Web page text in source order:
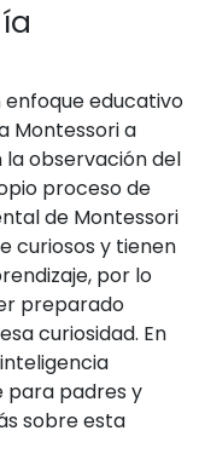
enfoque educativo
Montessori a
la observación del
proceso de
de Montessori
curiosos y tienen
por lo
preparado
curiosidad. En
para padres y
sobre esta